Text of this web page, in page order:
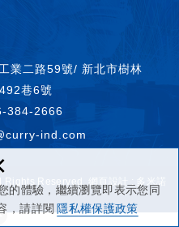
的體驗，繼續瀏覽即表示您同
，請詳閱 隱私權保護政策
業二路59號/ 新北市樹林
巷6號
384-2666
ind.com
Reserved.